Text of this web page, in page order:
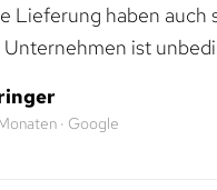
Lieferung haben auch
Unternehmen ist
· Google